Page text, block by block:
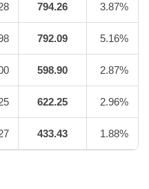
794.26 3.87%
792.09 5.16%
598.90 2.87%
622.25 2.96%
433.43 1.88%